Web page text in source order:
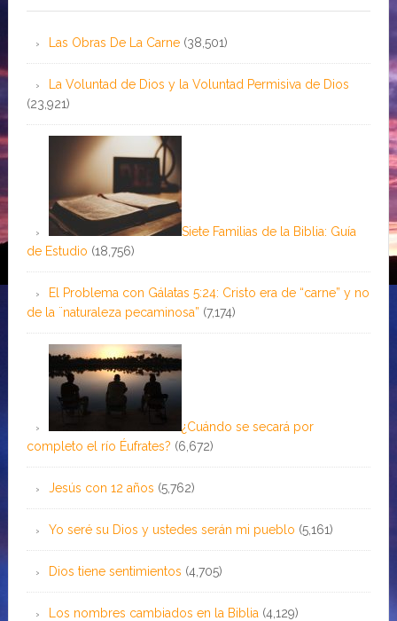
Las Obras De La Carne (38,501)
La Voluntad de Dios y la Voluntad Permisiva de Dios
(23,921)
Siete Familias de la Biblia: Guía
de Estudio (18,756)
El Problema con Gálatas 5:24: Cristo era de “carne” y no
de la ¨naturaleza pecaminosa” (7,174)
¿Cuándo se secará por
completo el río Éufrates? (6,672)
Jesús con 12 años (5,762)
Yo seré su Dios y ustedes serán mi pueblo (5,161)
Dios tiene sentimientos (4,705)
Los nombres cambiados en la Biblia (4,129)